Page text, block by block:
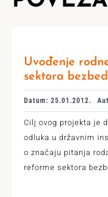
Uvođenje
sektora
Datum: 25.01.2012.
Cilj ovog projekta je
odluka u državnim
o znаčаju pitаnjа
reforme sektorа